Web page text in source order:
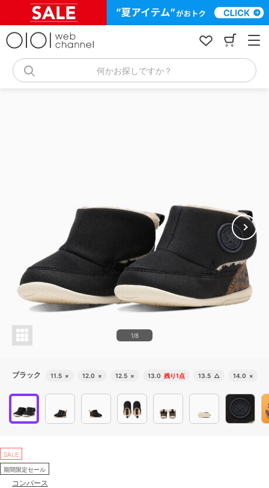
何かお探しですか？
1/8
ブラック 11.5 × 12.0 × 12.5 × 13.0 残り1点 13.5 △ 14.0 ×
SALE
期間限定セール
コンバース